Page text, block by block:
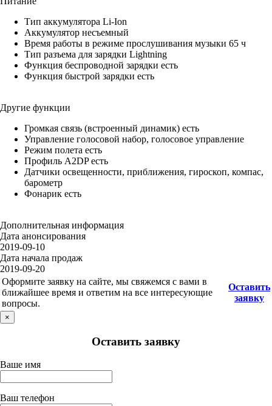
Тип аккумулятора Li-Ion
Аккумулятор несъемный
Время работы в режиме прослушивания музыки 65 ч
Тип разъема для зарядки Lightning
Функция беспроводной зарядки есть
Функция быстрой зарядки есть
Другие функции
Громкая связь (встроенный динамик) есть
Управление голосовой набор, голосовое управление
Режим полета есть
Профиль A2DP есть
Датчики освещенности, приближения, гироскоп, компас,
барометр
Фонарик есть
Дополнительная информация
Дата анонсирования
2019-09-10
Дата начала продаж
2019-09-20
Оформите заявку на сайте, мы свяжемся с вами в
ближайшее время и ответим на все интересующие
вопросы.
Оставить
заявку
×
Оставить заявку
Ваше имя
Ваш телефон